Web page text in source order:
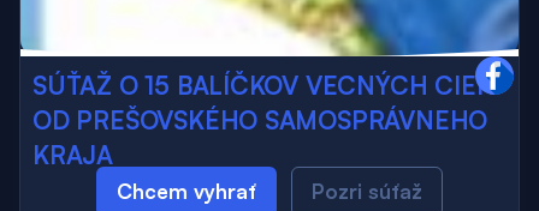
SÚŤAŽ O 15 BALÍČKOV VECNÝCH CIEN
OD PREŠOVSKÉHO SAMOSPRÁVNEHO
KRAJA
Chcem vyhrať Pozri súťaž